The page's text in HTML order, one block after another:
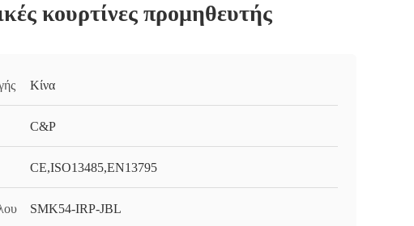
κουρτίνες προμηθευτής
Κίνα
C&P
CE,ISO13485,EN13795
SMK54-IRP-JBL